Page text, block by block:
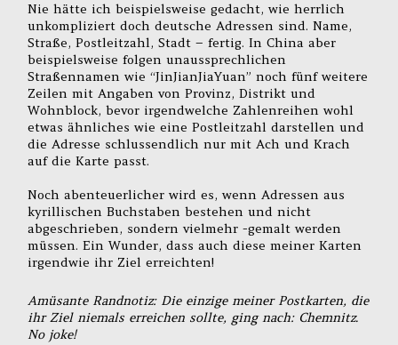
Nie hätte ich beispielsweise gedacht, wie herrlich
unkompliziert doch deutsche Adressen sind. Name,
Straße, Postleitzahl, Stadt – fertig. In China aber
beispielsweise folgen unaussprechlichen
Straßennamen wie “JinJianJiaYuan” noch fünf weitere
Zeilen mit Angaben von Provinz, Distrikt und
Wohnblock, bevor irgendwelche Zahlenreihen wohl
etwas ähnliches wie eine Postleitzahl darstellen und
die Adresse schlussendlich nur mit Ach und Krach
auf die Karte passt.
Noch abenteuerlicher wird es, wenn Adressen aus
kyrillischen Buchstaben bestehen und nicht
abgeschrieben, sondern vielmehr -gemalt werden
müssen. Ein Wunder, dass auch diese meiner Karten
irgendwie ihr Ziel erreichten!
Amüsante Randnotiz: Die einzige meiner Postkarten, die
ihr Ziel niemals erreichen sollte, ging nach: Chemnitz.
No joke!